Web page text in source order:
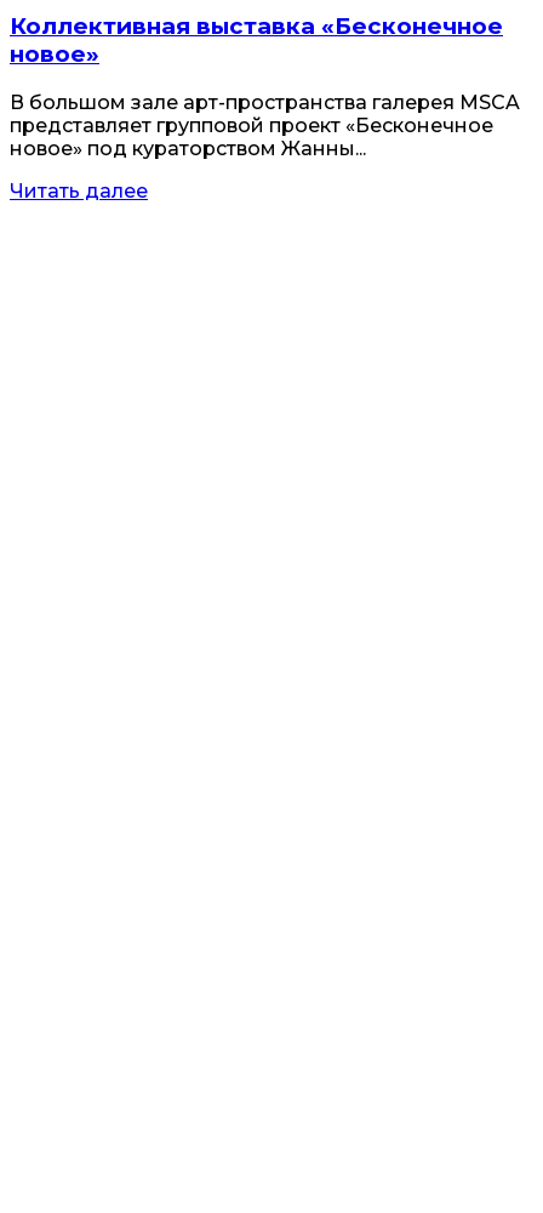
Коллективная выставка «Бесконечное
новое»
В большом зале арт-пространства галерея MSCA
представляет групповой проект «Бесконечное
новое» под кураторством Жанны...
Читать далее